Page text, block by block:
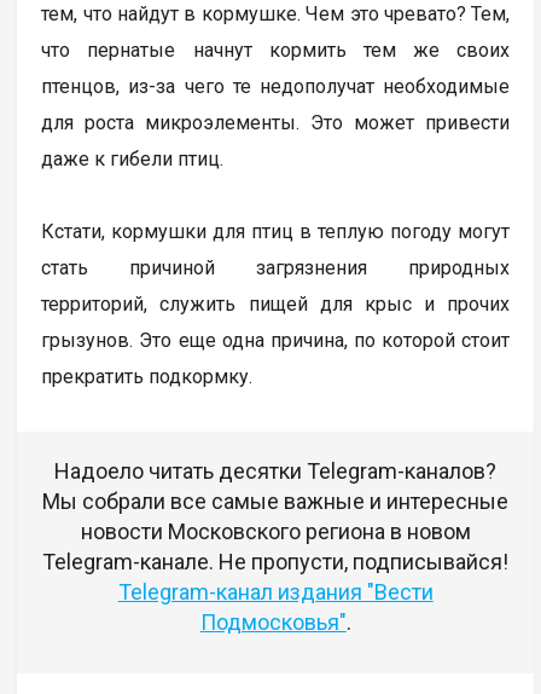
тем, что найдут в кормушке. Чем это чревато? Тем,
что пернатые начнут кормить тем же своих
птенцов, из-за чего те недополучат необходимые
для роста микроэлементы. Это может привести
даже к гибели птиц.
Кстати, кормушки для птиц в теплую погоду могут
стать причиной загрязнения природных
территорий, служить пищей для крыс и прочих
грызунов. Это еще одна причина, по которой стоит
прекратить подкормку.
Надоело читать десятки Telegram-каналов?
Мы собрали все самые важные и интересные
новости Московского региона в новом
Telegram-канале. Не пропусти, подписывайся!
Telegram-канал издания "Вести
Подмосковья".